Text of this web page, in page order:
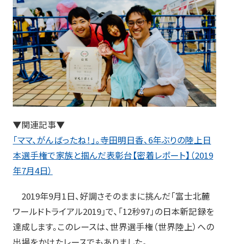
▼関連記事▼
「ママ、がんばったね！」。寺田明日香、6年ぶりの陸上日
本選手権で家族と掴んだ表彰台【密着レポート】（2019
年7月4日）
2019年9月1日、好調さそのままに挑んだ「富士北麓
ワールドトライアル2019」で、「12秒97」の日本新記録を
達成します。このレースは、世界選手権（世界陸上）への